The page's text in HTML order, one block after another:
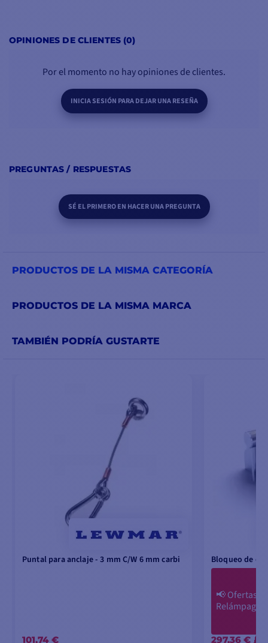
OPINIONES DE CLIENTES (0)
Por el momento no hay opiniones de clientes.
INICIA SESIÓN PARA DEJAR UNA RESEÑA
PREGUNTAS / RESPUESTAS
SÉ EL PRIMERO EN HACER UNA PREGUNTA
PRODUCTOS DE LA MISMA CATEGORÍA
PRODUCTOS DE LA MISMA MARCA
TAMBIÉN PODRÍA GUSTARTE
Puntal para anclaje - 3 mm C/W 6 mm carbi
101,74 €
Bloqueo de
📢Ofertas
Relámpago
297,36 €